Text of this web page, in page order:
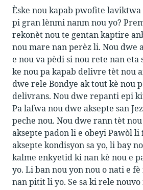
Èske nou kapab pwofite
pi gran lènmi nanm nou yo?
rekonèt nou te gentan kaptire
nou mare nan perèz li. Nou dwe
e nou va pèdi si nou rete nan eta
ke nou pa kapab delivre tèt nou
dwe rele Bondye ak tout kè nou
delivrans. Nou dwe repanti epi
Pa lafwa nou dwe aksepte san
peche nou. Nou dwe rann tèt
aksepte padon li e obeyi Pawòl
aksepte kondisyon sa yo, li bay
kalme enkyetid ki nan kè nou e
yo. Li ban nou yon nou o nati e
nan pitit li yo. Se sa ki rele nouvo